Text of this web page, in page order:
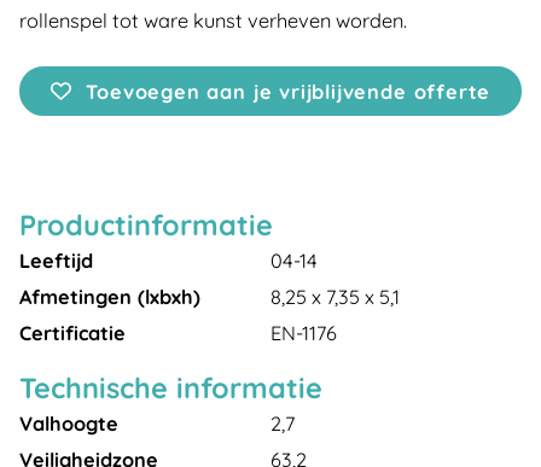
rollenspel tot ware kunst verheven worden.
Toevoegen aan je vrijblijvende offerte
Productinformatie
Leeftijd
04-14
Afmetingen (lxbxh)
8,25 x 7,35 x 5,1
Certificatie
EN-1176
Technische informatie
Valhoogte
2,7
Veiligheidzone
63,2